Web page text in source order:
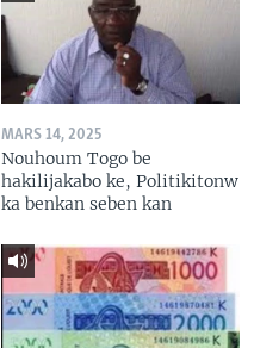
MARS 14, 2025
Nouhoum Togo be
hakilijakabo ke, Politikitonw
ka benkan seben kan